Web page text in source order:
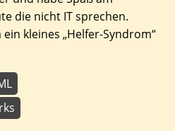
die nicht IT sprechen.
kleines „Helfer-Syndrom“